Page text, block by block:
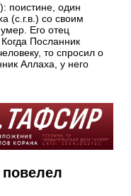
поистине, один
(с.г.в.) со своим
Его отец
Посланник
то спросил о
Аллаха, у него